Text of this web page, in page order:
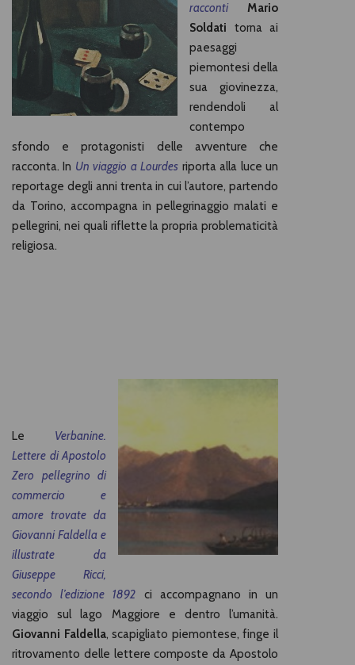
racconti
Mario
Soldati torna ai
paesaggi
piemontesi della
sua giovinezza,
rendendoli al
contempo
sfondo e protagonisti delle avventure che
racconta. In Un viaggio a Lourdes riporta alla luce un
reportage degli anni trenta in cui l’autore, partendo
da Torino, accompagna in pellegrinaggio malati e
pellegrini, nei quali riflette la propria problematicità
religiosa.
Le Verbanine.
Lettere di Apostolo
Zero pellegrino di
commercio e
amore trovate da
Giovanni Faldella e
illustrate da
Giuseppe Ricci,
secondo l’edizione 1892 ci accompagnano in un
viaggio sul lago Maggiore e dentro l’umanità.
Giovanni Faldella, scapigliato piemontese, finge il
ritrovamento delle lettere composte da Apostolo